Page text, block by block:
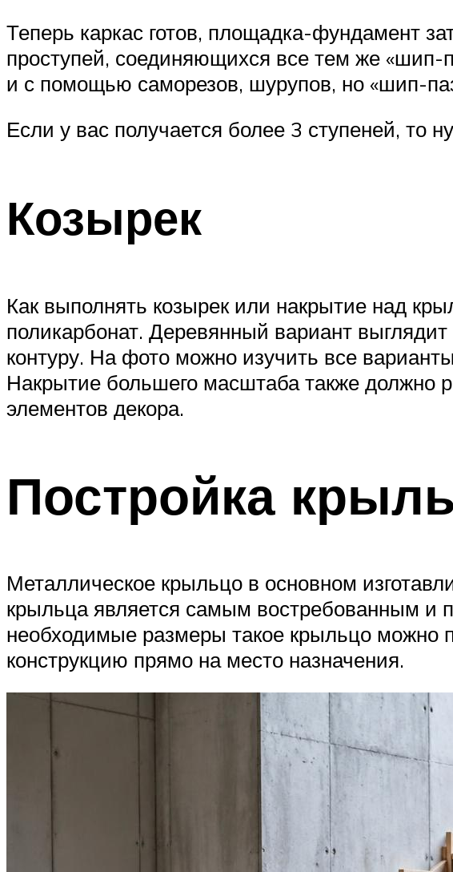
Теперь каркас готов, площадка-фундамент
проступей, соединяющихся все тем же «шип-
и с помощью саморезов, шурупов, но «шип-
Если у вас получается более 3 ступеней, то
Козырек
Как выполнять козырек или накрытие над
поликарбонат. Деревянный вариант
контуру. На фото можно изучить все
Накрытие большего масштаба также должно
элементов декора.
Постройка
Металлическое крыльцо в основном
крыльца является самым востребованным и
необходимые размеры такое крыльцо можно
конструкцию прямо на место назначения.